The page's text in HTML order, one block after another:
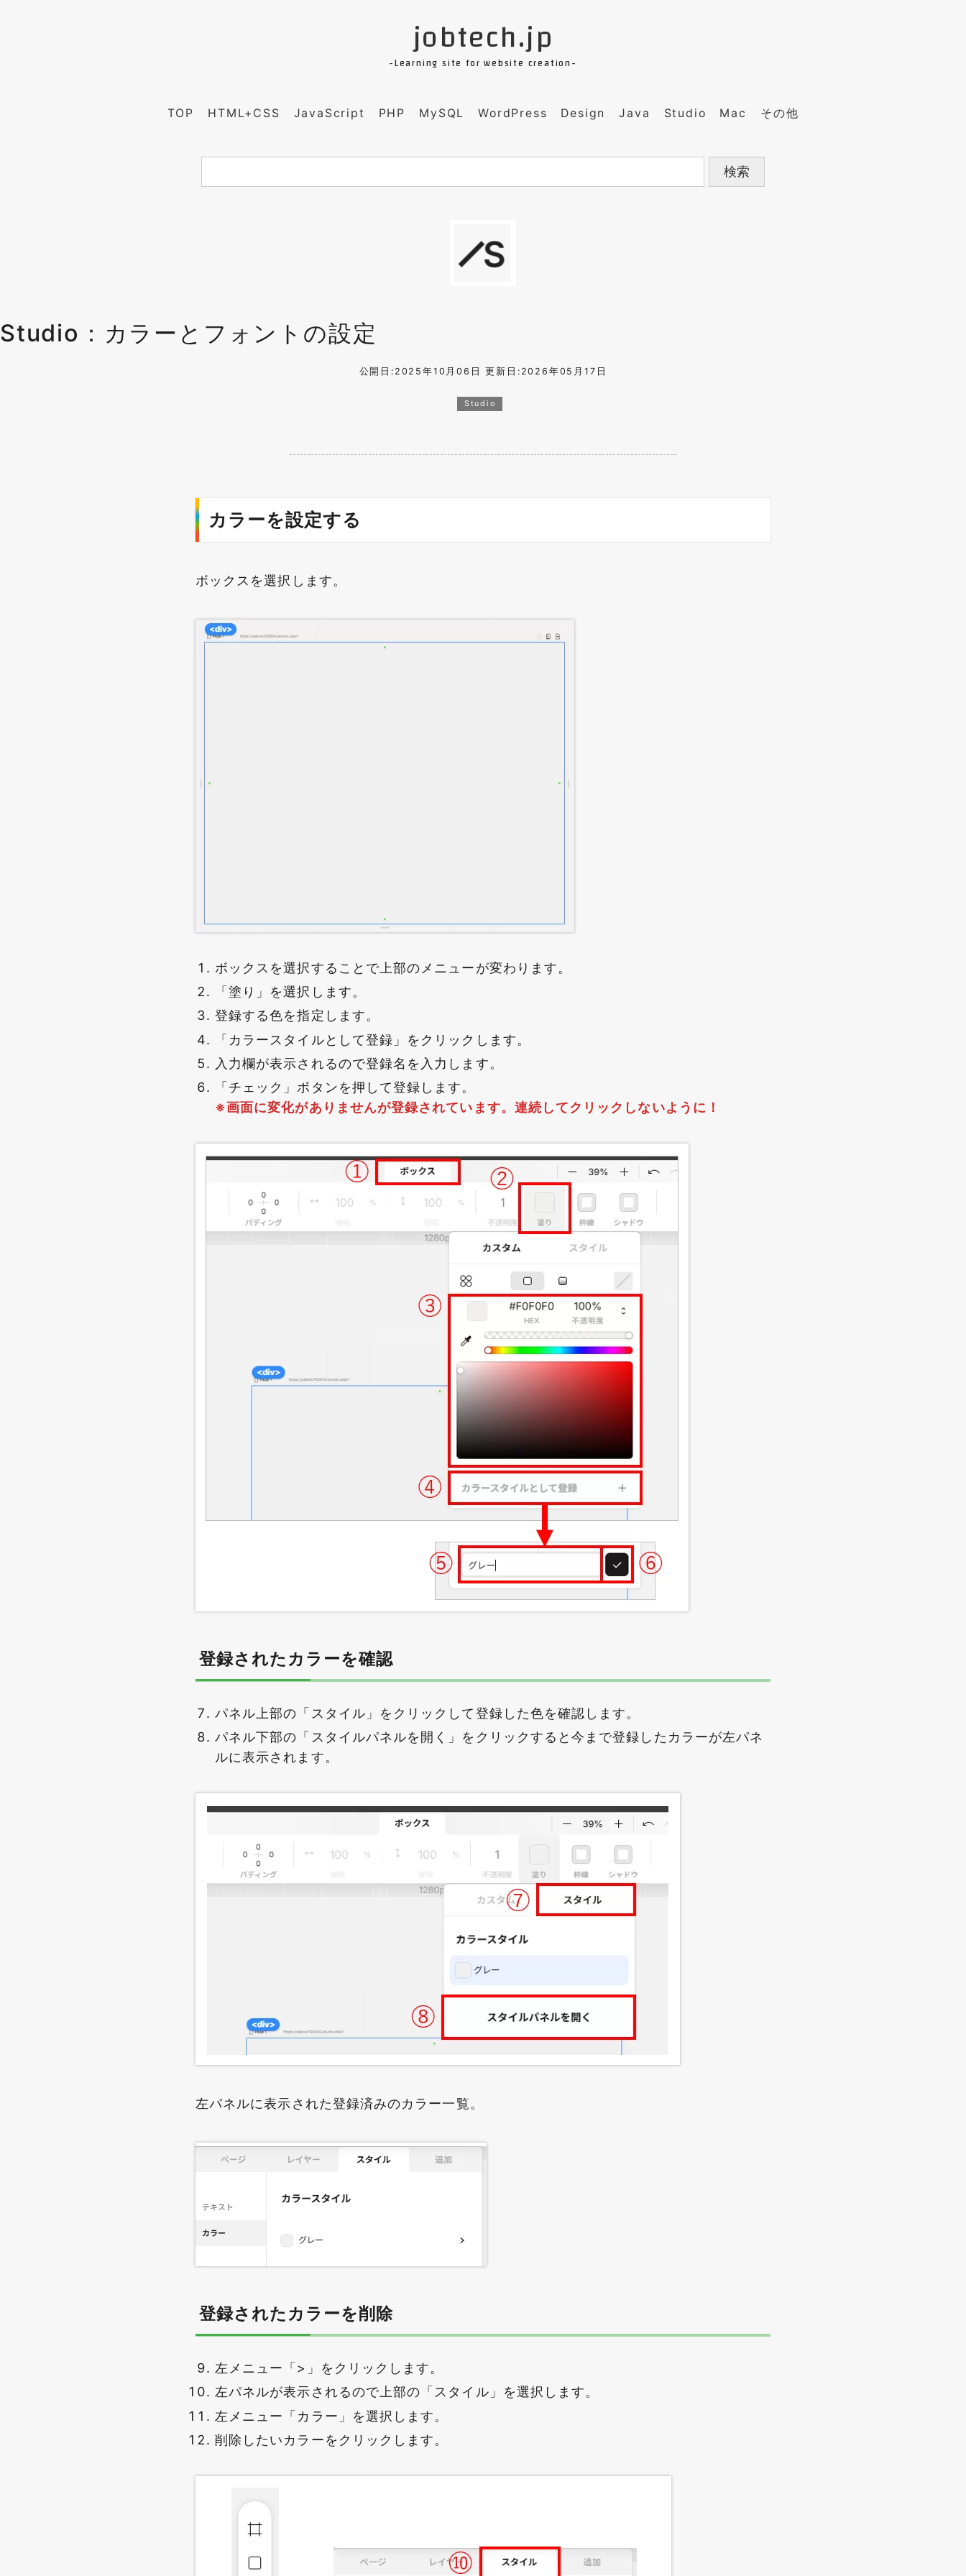
jobtech.jp
-Learning site for website creation-
TOP HTML+CSS JavaScript PHP MySQL WordPress Design Java Studio Mac その他
Studio：カラーとフォントの設定
公開日:2025年10月06日 更新日:2026年05月17日
Studio
カラーを設定する
ボックスを選択します。
ボックスを選択することで上部のメニューが変わります。
「塗り」を選択します。
登録する色を指定します。
「カラースタイルとして登録」をクリックします。
入力欄が表示されるので登録名を入力します。
「チェック」ボタンを押して登録します。
※画面に変化がありませんが登録されています。連続してクリックしないように！
登録されたカラーを確認
パネル上部の「スタイル」をクリックして登録した色を確認します。
パネル下部の「スタイルパネルを開く」をクリックすると今まで登録したカラーが左パネ
ルに表示されます。
左パネルに表示された登録済みのカラー一覧。
登録されたカラーを削除
左メニュー「>」をクリックします。
左パネルが表示されるので上部の「スタイル」を選択します。
左メニュー「カラー」を選択します。
削除したいカラーをクリックします。